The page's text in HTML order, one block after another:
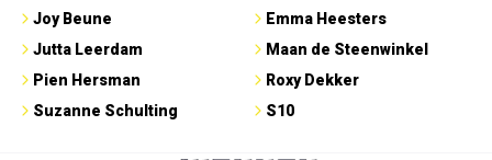
Joy Beune
Jutta Leerdam
Pien Hersman
Suzanne Schulting
Emma Heesters
Maan de Steenwinkel
Roxy Dekker
S10